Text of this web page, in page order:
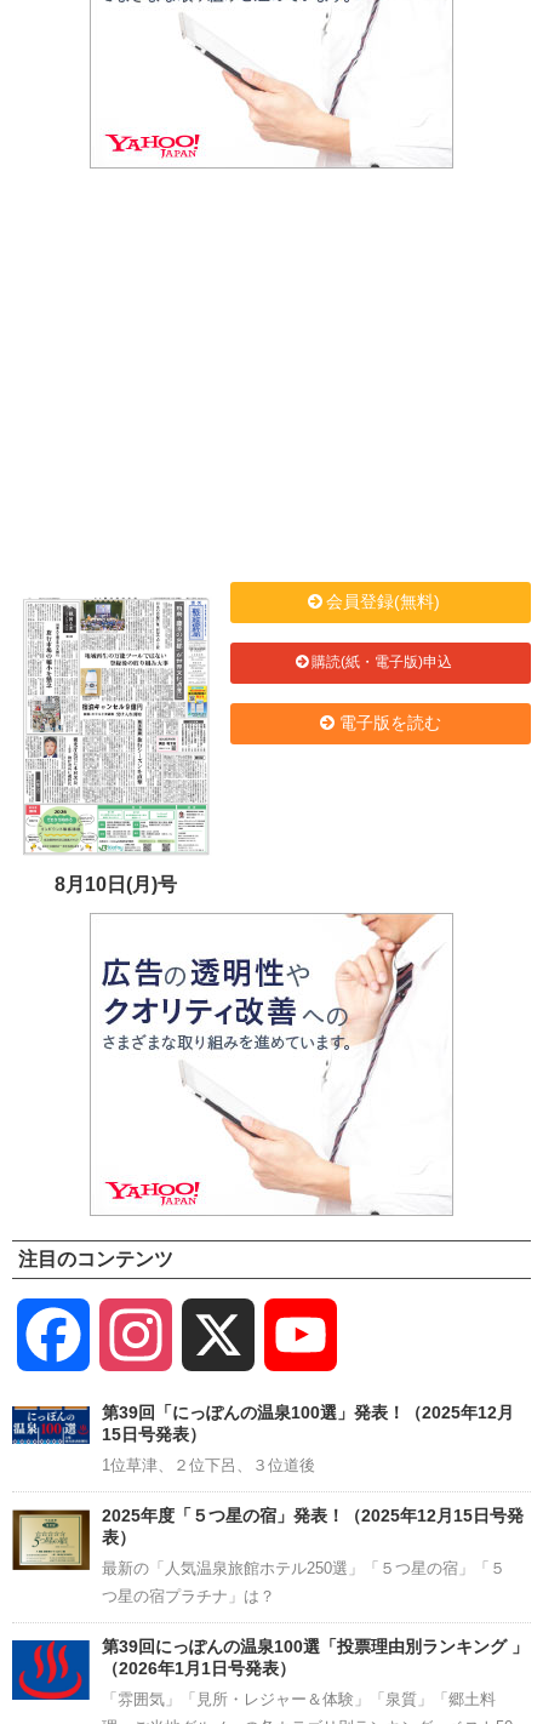
8月10日(月)号
会員登録(無料)
購読(紙・電子版)申込
電子版を読む
注目のコンテンツ
Facebook Instagram
Channel
第39回「にっぽんの温泉100選」発表！（2025年12月
15日号発表）
1位草津、２位下呂、３位道後
2025年度「５つ星の宿」発表！（2025年12月15日号発
表）
最新の「人気温泉旅館ホテル250選」「５つ星の宿」「５
つ星の宿プラチナ」は？
第39回にっぽんの温泉100選「投票理由別ランキング 」
（2026年1月1日号発表）
「雰囲気」「見所・レジャー＆体験」「泉質」「郷土料